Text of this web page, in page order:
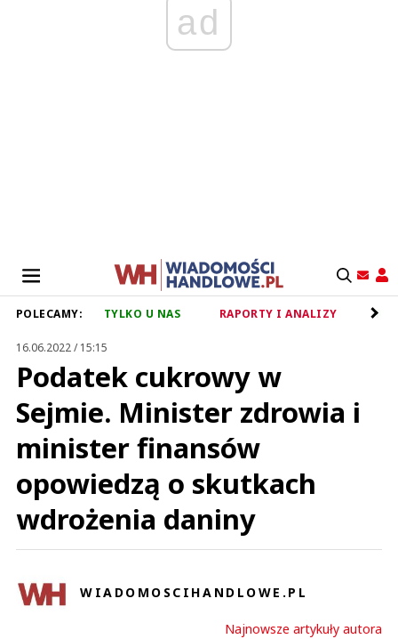
ad
POLECAMY: TYLKO U NAS RAPORTY I ANALIZY
16.06.2022 / 15:15
Podatek cukrowy w
Sejmie. Minister zdrowia i
minister finansów
opowiedzą o skutkach
wdrożenia daniny
WIADOMOSCIHANDLOWE.PL
Najnowsze artykuły autora